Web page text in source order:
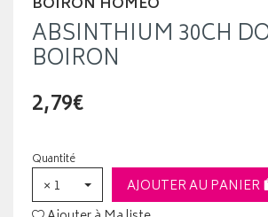
ABSINTHIUM 30CH
BOIRON
2,79€
Quantité
× 1
AJOUTER AU PANIER